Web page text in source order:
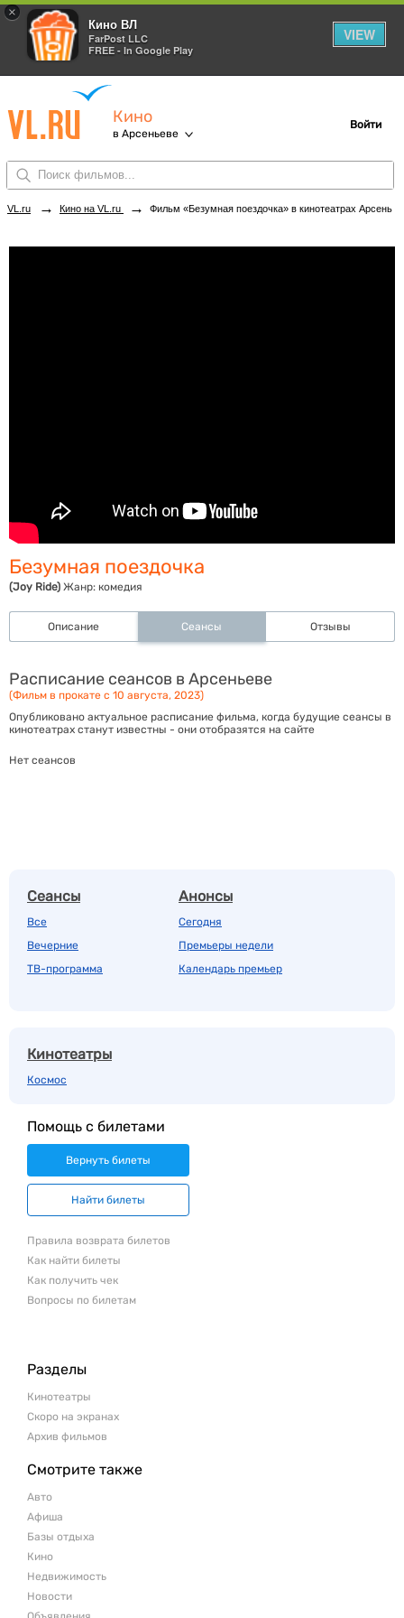
×
Кино ВЛ
FarPost LLC
FREE - In Google Play
VIEW
Кино
в Арсеньеве
Войти
VL.ru → Кино на VL.ru → Фильм «Безумная поездочка» в кинотеатрах Арсеньева. Купить билеты!
Безумная поездочка
(Joy Ride) Жанр: комедия
Описание Сеансы Отзывы
Расписание сеансов в Арсеньеве
(Фильм в прокате с 10 августа, 2023)
Опубликовано актуальное расписание фильма, когда будущие сеансы в
кинотеатрах станут известны - они отобразятся на сайте
Нет сеансов
Сеансы
Все
Вечерние
ТВ-программа
Анонсы
Сегодня
Премьеры недели
Календарь премьер
Кинотеатры
Космос
Помощь с билетами
Вернуть билеты
Найти билеты
Правила возврата билетов
Как найти билеты
Как получить чек
Вопросы по билетам
Разделы
Кинотеатры
Скоро на экранах
Архив фильмов
Смотрите также
Авто
Афиша
Базы отдыха
Кино
Недвижимость
Новости